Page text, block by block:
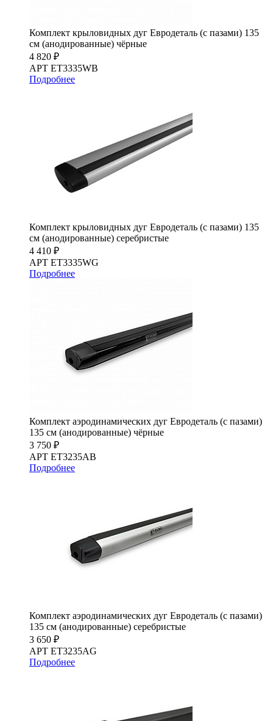
Комплект крыловидных дуг Евродеталь (с пазами) 135
см (анодированные) чёрные
4 820 ₽
АРТ ET3335WB
Подробнее
Комплект крыловидных дуг Евродеталь (с пазами) 135
см (анодированные) серебристые
4 410 ₽
АРТ ET3335WG
Подробнее
Комплект аэродинамических дуг Евродеталь (с пазами)
135 см (анодированные) чёрные
3 750 ₽
АРТ ET3235AB
Подробнее
Комплект аэродинамических дуг Евродеталь (с пазами)
135 см (анодированные) серебристые
3 650 ₽
АРТ ET3235AG
Подробнее